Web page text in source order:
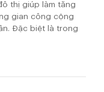
thị giúp làm tăng
gian công cộng
Đặc biệt là trong